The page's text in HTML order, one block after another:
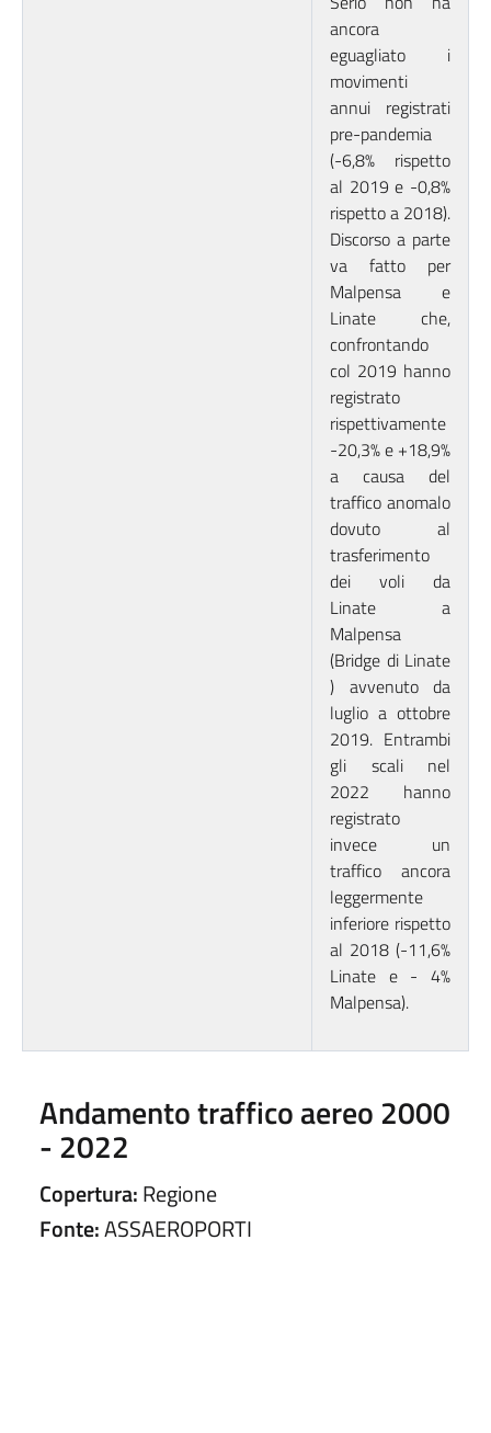
ancora
eguagliato i
movimenti
annui registrati
pre-pandemia
(-6,8% rispetto
al 2019 e -0,8%
rispetto a 2018).
Discorso a parte
va fatto per
Malpensa e
Linate che,
confrontando
col 2019 hanno
registrato
rispettivamente
-20,3% e +18,9%
a causa del
traffico anomalo
dovuto al
trasferimento
dei voli da
Linate a
Malpensa
(Bridge di Linate
) avvenuto da
luglio a ottobre
2019. Entrambi
gli scali nel
2022 hanno
registrato
invece un
traffico ancora
leggermente
inferiore rispetto
al 2018 (-11,6%
Linate e - 4%
Malpensa).
Andamento traffico aereo 2000
- 2022
Copertura:Regione
Fonte:ASSAEROPORTI